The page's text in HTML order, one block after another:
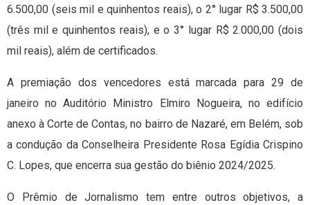
6.500,00 (seis mil e quinhentos reais), o 2° lugar R$ 3.500,00
(três mil e quinhentos reais), e o 3° lugar R$ 2.000,00 (dois
mil reais), além de certificados.
A premiação dos vencedores está marcada para 29 de
janeiro no Auditório Ministro Elmiro Nogueira, no edifício
anexo à Corte de Contas, no bairro de Nazaré, em Belém, sob
a condução da Conselheira Presidente Rosa Egídia Crispino
C. Lopes, que encerra sua gestão do biênio 2024/2025.
O Prêmio de Jornalismo tem entre outros objetivos, a